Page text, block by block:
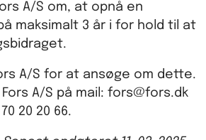
A/S om, at opnå en
maksimalt 3 år i for hold til at
A/S for at ansøge om dette.
A/S på mail: fors@fors.dk
20 20 66.